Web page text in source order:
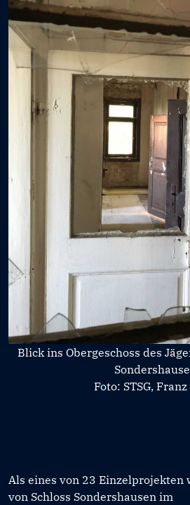
Blick ins Obergeschoss des
Foto: STSG,
Als eines von 23 Einzelprojekten
von Schloss Sondershausen im